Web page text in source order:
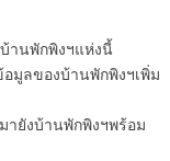
านพักพิงฯแห่งนี้
มูลของบ้านพักพิงฯเพิ่ม
ยังบ้านพักพิงฯพร้อม